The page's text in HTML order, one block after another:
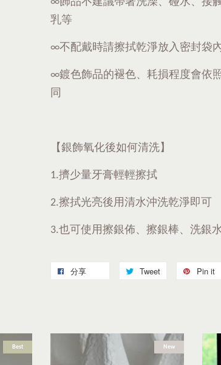
乳等
∞不配戴時請擦拭乾淨放入密封袋
∞鍍色飾品的褪色、耗損程度會依
同
【銀飾氧化後如何清洗】
1.擠少量牙膏輕輕擦拭
2.擦拭光亮後用清水沖洗乾淨即可
3.也可使用擦銀佈、擦銀棒、洗銀
分享 Tweet Pin it
Best New